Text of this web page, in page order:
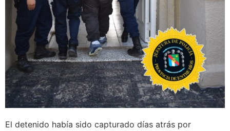
El detenido había sido capturado días atrás por